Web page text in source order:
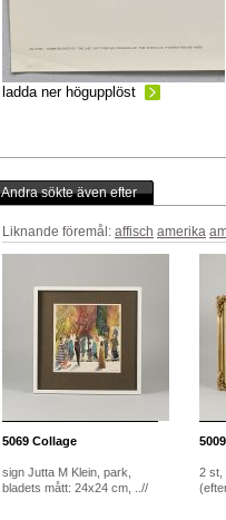
ladda ner högupplöst
Andra sökte även efter
Liknande föremål: affisch amerika
5069 Collage
sign Jutta M Klein, park,
bladets mått: 24x24 cm, ..//
5009
2 st,